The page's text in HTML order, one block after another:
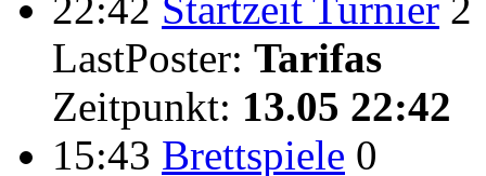
22:42 Startzeit Turnier 2
LastPoster: Tarifas
Zeitpunkt: 13.05 22:42
15:43 Brettspiele 0